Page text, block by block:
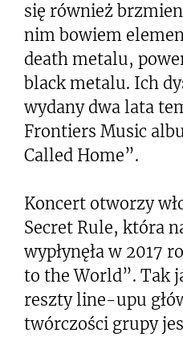
się również
nim bowiem
death metalu,
black metalu. Ich
wydany dwa lata
Frontiers Music
Called Home”.
Koncert otworzy
Secret Rule, która
wypłynęła w 2017
to the World”. Tak
reszty line-upu
twórczości grupy